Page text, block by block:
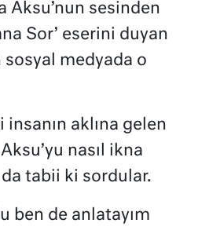
Aksu’nun sesinden
Sor’ eserini duyan
medyada o
insanın aklına gelen
nasıl ikna
tabii ki sordular.
ben de anlatayım